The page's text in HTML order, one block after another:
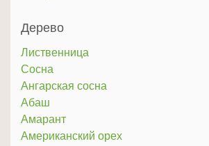
Дерево
Лиственница
Сосна
Ангарская сосна
Абаш
Амарант
Американский орех